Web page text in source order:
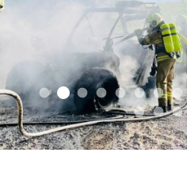
2026 012025 03
2025 022025 012024 042024 03